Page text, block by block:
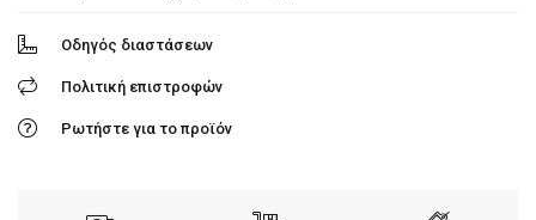
Οδηγός διαστάσεων
Πολιτική επιστροφών
Ρωτήστε για το προϊόν